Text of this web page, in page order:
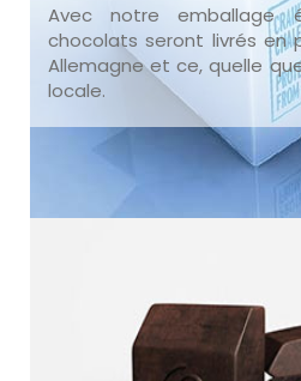
Avec notre emballage
chocolats seront livrés en
Allemagne et ce, quelle
locale.